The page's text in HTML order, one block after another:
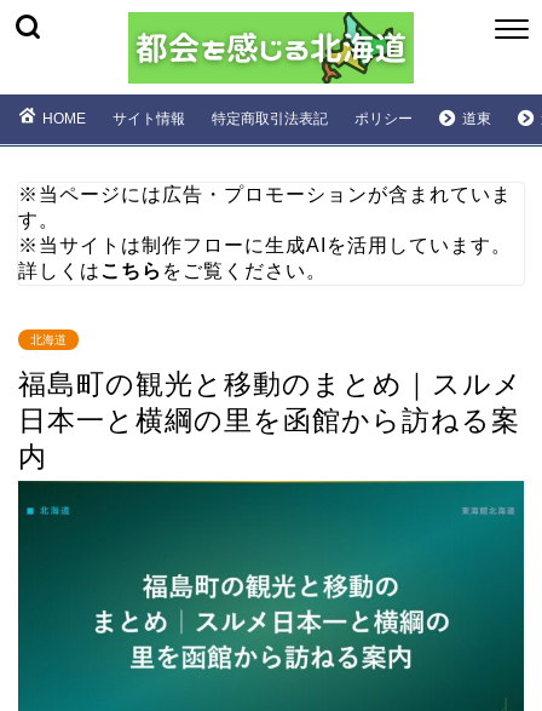
HOME サイト情報 特定商取引法表記 ポリシー 道東
※当ページには広告・プロモーションが含まれていま
す。
※当サイトは制作フローに生成AIを活用しています。
詳しくはこちら をご覧ください。
北海道
福島町の観光と移動のまとめ｜スルメ
日本一と横綱の里を函館から訪ねる案
内